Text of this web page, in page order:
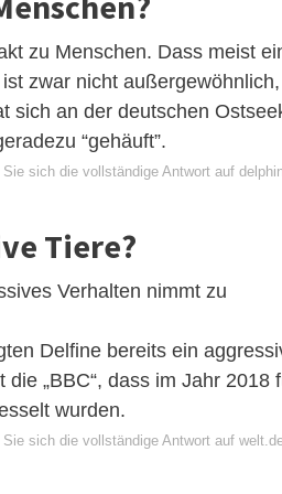
zu Menschen. Dass meist
zwar nicht
sich an der deutschen
“gehäuft”.
Sie sich die vollständige Antwort auf
Tiere?
Verhalten nimmt zu
Delfine bereits ein
„BBC“, dass im Jahr 2018
wurden.
Sie sich die vollständige Antwort auf